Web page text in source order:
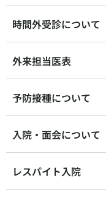
時間外受診について
外来担当医表
予防接種について
入院・面会について
レスパイト入院